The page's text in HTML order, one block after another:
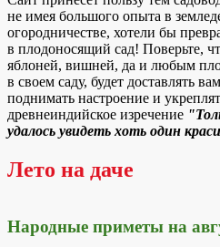
не имея большого опыта в
огородничестве, хотели бы
в плодоносящий сад! Поверьте,
яблоней, вишней, да и любым
в своем саду, будет доставлять
поднимать настроение и
древнеиндийское изречение
удалось увидеть хоть один
Лето на даче
Народные приметы на